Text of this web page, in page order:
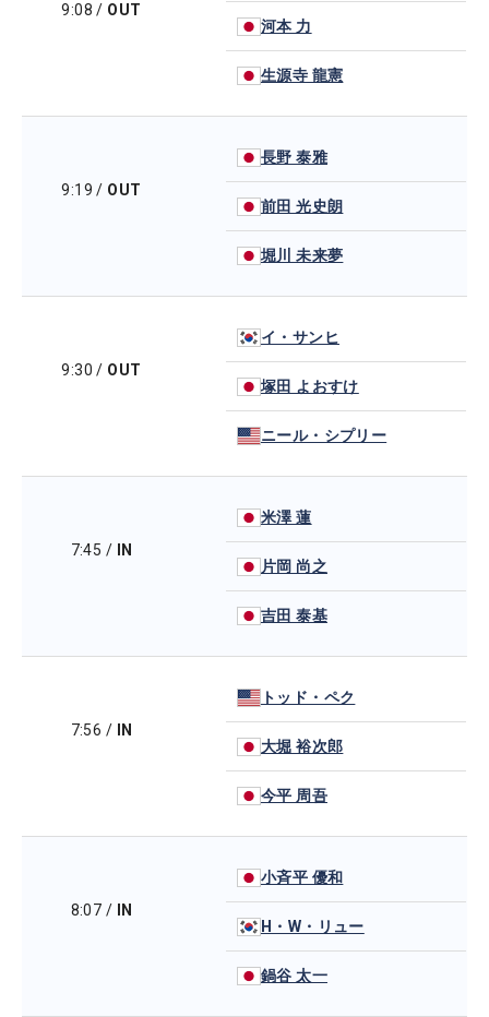
9:08 / OUT
河本 力
生源寺 龍憲
9:19 / OUT
長野 泰雅
前田 光史朗
堀川 未来夢
9:30 / OUT
イ・サンヒ
塚田 よおすけ
ニール・シプリー
7:45 / IN
米澤 蓮
片岡 尚之
吉田 泰基
7:56 / IN
トッド・ペク
大堀 裕次郎
今平 周吾
8:07 / IN
小斉平 優和
H・W・リュー
鍋谷 太一